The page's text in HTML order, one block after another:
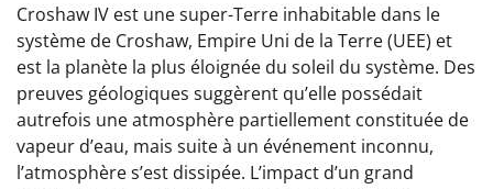
Croshaw IV est une super-Terre inhabitable dans le
système de Croshaw, Empire Uni de la Terre (UEE) et
est la planète la plus éloignée du soleil du système. Des
preuves géologiques suggèrent qu’elle possédait
autrefois une atmosphère partiellement constituée de
vapeur d’eau, mais suite à un événement inconnu,
l’atmosphère s’est dissipée. L’impact d’un grand